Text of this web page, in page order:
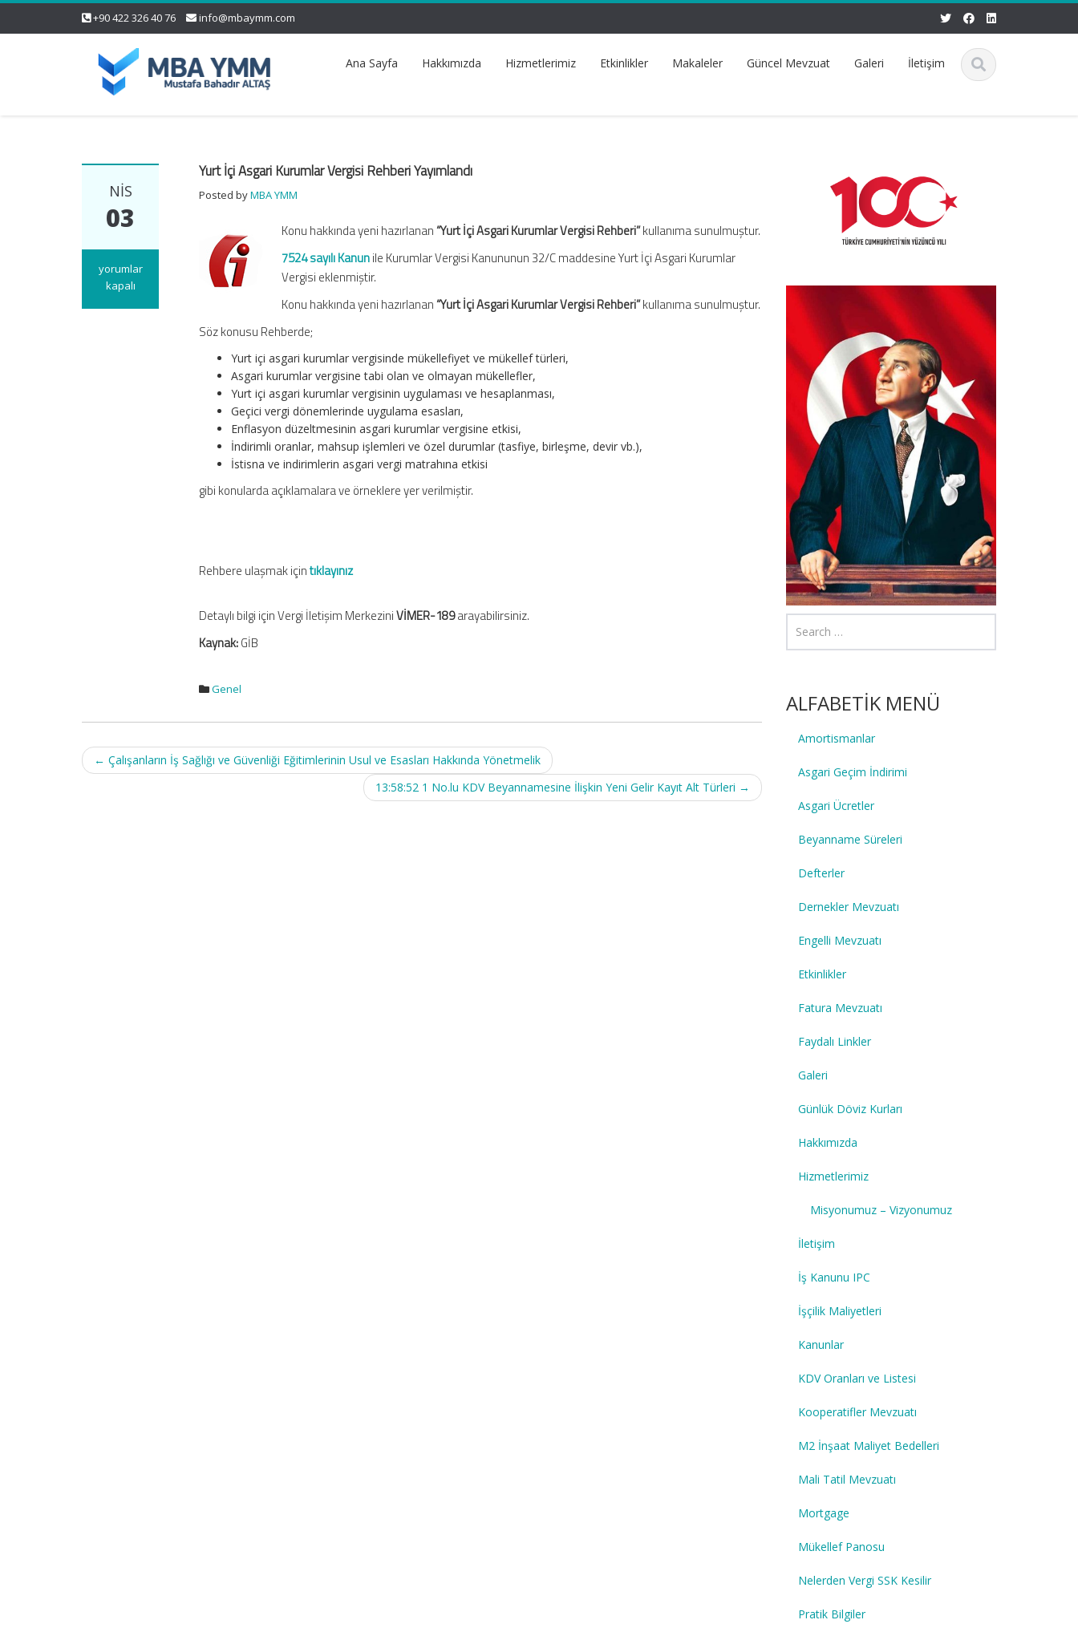
+90 422 326 40 76 info@mbaymm.com
Ana Sayfa Hakkımızda Hizmetlerimiz Etkinlikler Makaleler Güncel Mevzuat Galeri İletişim
NIS
03
Yurt
İçi
yorumlar
kapalı
Yurt İçi Asgari Kurumlar Vergisi Rehberi Yayımlandı
Posted byMBA YMM
Konu hakkında yeni hazırlanan“Yurt İçi Asgari Kurumlar Vergisi Rehberi”kullanıma sunulmuştur.
7524 sayılı Kanunile Kurumlar Vergisi Kanununun 32/C maddesine Yurt İçi Asgari Kurumlar
Vergisi eklenmiştir.
Konu hakkında yeni hazırlanan“Yurt İçi Asgari Kurumlar Vergisi Rehberi”kullanıma sunulmuştur.
Söz konusu Rehberde;
Yurt içi asgari kurumlar vergisinde mükellefiyet ve mükellef türleri,
Asgari kurumlar vergisine tabi olan ve olmayan mükellefler,
Yurt içi asgari kurumlar vergisinin uygulaması ve hesaplanması,
Geçici vergi dönemlerinde uygulama esasları,
Enflasyon düzeltmesinin asgari kurumlar vergisine etkisi,
İndirimli oranlar, mahsup işlemleri ve özel durumlar (tasfiye, birleşme, devir vb.),
İstisna ve indirimlerin asgari vergi matrahına etkisi
gibi konularda açıklamalara ve örneklere yer verilmiştir.
Rehbere ulaşmak içintıklayınız
Detaylı bilgi için Vergi İletişim MerkeziniVİMER-189arayabilirsiniz.
Kaynak:GİB
Genel
Post
navigation
← Çalışanların İş Sağlığı ve Güvenliği Eğitimlerinin Usul ve Esasları Hakkında Yönetmelik
13:58:52 1 No.lu KDV Beyannamesine İlişkin Yeni Gelir Kayıt Alt Türleri →
ALFABETİK MENÜ
Amortismanlar
Asgari Geçim İndirimi
Asgari Ücretler
Beyanname Süreleri
Defterler
Dernekler Mevzuatı
Engelli Mevzuatı
Etkinlikler
Fatura Mevzuatı
Faydalı Linkler
Galeri
Günlük Döviz Kurları
Hakkımızda
Hizmetlerimiz
Misyonumuz – Vizyonumuz
İletişim
İş Kanunu IPC
İşçilik Maliyetleri
Kanunlar
KDV Oranları ve Listesi
Kooperatifler Mevzuatı
M2 İnşaat Maliyet Bedelleri
Mali Tatil Mevzuatı
Mortgage
Mükellef Panosu
Nelerden Vergi SSK Kesilir
Pratik Bilgiler